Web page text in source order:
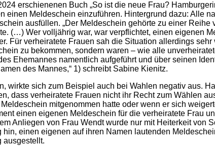
erschienenen Buch „So ist die neue Frau?
einen Meldeschein einzuführen. Hintergrund dazu: Alle
ausfüllen. „Der Meldeschein gehörte zu einer
(…) Wer volljährig war, war verpflichtet, einen eigenen
Für verheiratete Frauen sah die Situation allerdings
zu bekommen, sondern waren – wie alle
Ehemannes namentlich aufgeführt und über seinen
des Mannes,“ 1) schreibt Sabine Kienitz.
wirkte sich zum Beispiel auch bei Wahlen negativ aus.
dass verheiratete Frauen nicht ihr Recht zum Wählen
mitgenommen hatte oder wenn er sich
einen eigenen Meldeschein für die verheiratete Frau
Anliegen von Frau Wendt wurde nur mit Heiterkeit von
einen eigenen auf ihren Namen lautenden
ausgestellt.